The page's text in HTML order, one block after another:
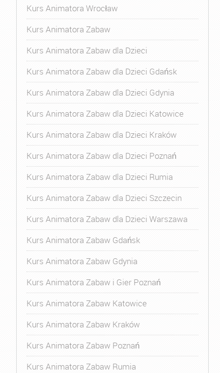
Kurs Animatora Wrocław
Kurs Animatora Zabaw
Kurs Animatora Zabaw dla Dzieci
Kurs Animatora Zabaw dla Dzieci Gdańsk
Kurs Animatora Zabaw dla Dzieci Gdynia
Kurs Animatora Zabaw dla Dzieci Katowice
Kurs Animatora Zabaw dla Dzieci Kraków
Kurs Animatora Zabaw dla Dzieci Poznań
Kurs Animatora Zabaw dla Dzieci Rumia
Kurs Animatora Zabaw dla Dzieci Szczecin
Kurs Animatora Zabaw dla Dzieci Warszawa
Kurs Animatora Zabaw Gdańsk
Kurs Animatora Zabaw Gdynia
Kurs Animatora Zabaw i Gier Poznań
Kurs Animatora Zabaw Katowice
Kurs Animatora Zabaw Kraków
Kurs Animatora Zabaw Poznań
Kurs Animatora Zabaw Rumia